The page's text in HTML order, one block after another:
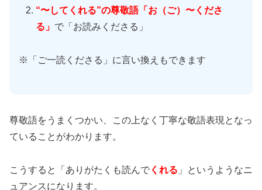
“〜してくれる”の尊敬語「お（ご）〜くださ
る」 で「お読みくださる」
※「ご一読くださる」に言い換えもできます
尊敬語をうまくつかい、この上なく丁寧な敬語表現となっ
ていることがわかります。
こうすると「ありがたくも読んで くれる 」というようなニ
ュアンスになります。